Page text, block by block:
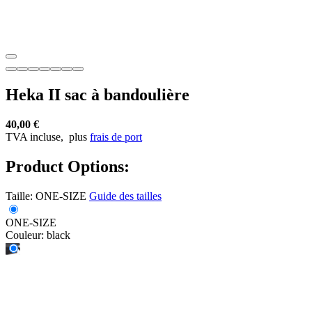
Heka II sac à bandoulière
40,00 €
TVA incluse, plus frais de port
Product Options:
Taille: ONE-SIZE Guide des tailles
ONE-SIZE
Couleur: black